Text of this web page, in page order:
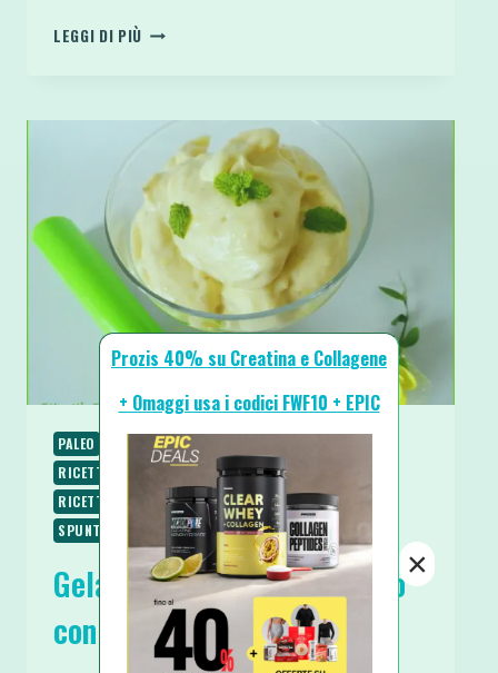
LEGGI DI PIÙ CHEESECAKE
COCCO
KIWI
E
MANGO
PALEO PIATTI FREDDI
RICETTE SENZA COTTURA
RICETTE SENZA GLUTINE
RICETTE VEGANE
RICETTE VEGETARIANE
SPUNTINI E SNACKS
Gelato Fit Tropical al Mango
con foglioline di Menta
Prozis 40% su Creatina e Collagene
+ Omaggi usa i codici FWF10 + EPIC
×